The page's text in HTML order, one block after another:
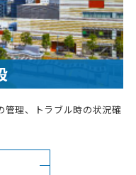
管理、トラブル時の状況確